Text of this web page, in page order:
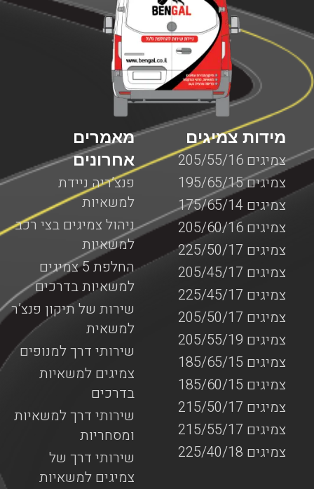
מאמרים
אחרונים
פנצ’ריה ניידת
למשאיות
ניהול צמיגים בצי רכב
למשאיות
החלפת 5 צמיגים
למשאיות בדרכים
שירות של תיקון פנצ’ר
למשאית
שירותי דרך למנופים
צמיגים למשאיות
בדרכים
שירותי דרך למשאיות
ומסחריות
שירותי דרך של
צמיגים למשאיות
מידות צמיגים
צמיגים 205/55/16
צמיגים 195/65/15
צמיגים 175/65/14
צמיגים 205/60/16
צמיגים 225/50/17
צמיגים 205/45/17
צמיגים 225/45/17
צמיגים 205/50/17
צמיגים 205/55/19
צמיגים 185/65/15
צמיגים 185/60/15
צמיגים 215/50/17
צמיגים 215/55/17
צמיגים 225/40/18